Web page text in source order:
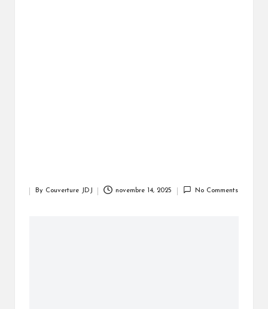
By Couverture JDJ novembre 14, 2025 No Comments